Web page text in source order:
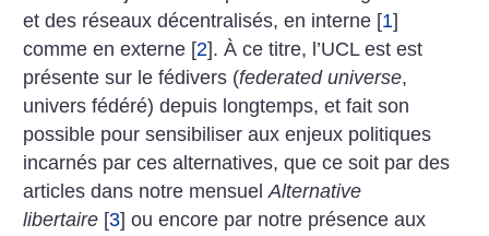
et des réseaux décentralisés, en interne [1]
comme en externe [2]. À ce titre, l’UCL est est
présente sur le fédivers (federated universe,
univers fédéré) depuis longtemps, et fait son
possible pour sensibiliser aux enjeux politiques
incarnés par ces alternatives, que ce soit par des
articles dans notre mensuelAlternative
libertaire [3] ou encore par notre présence aux